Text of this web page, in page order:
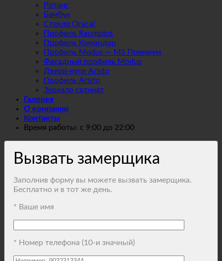
Ротанг
Бамбук
Стекло Oracal
Профиль Raumplus
Профиль Командор
Профиль Modus — MS Премиум
Фасадный профиль Modus
Двери-купе Aristo
Профиль Aristo
Зеркало сатинат
Галерея
О компании
Контакты
Время работы: с 9:00 до 22:00
Вызвать замерщика
Заполнив форму вы можете вызвать замерщика.
Бесплатно и в тот же день.
* Ваше имя
* Номер телефона (10-и значный)